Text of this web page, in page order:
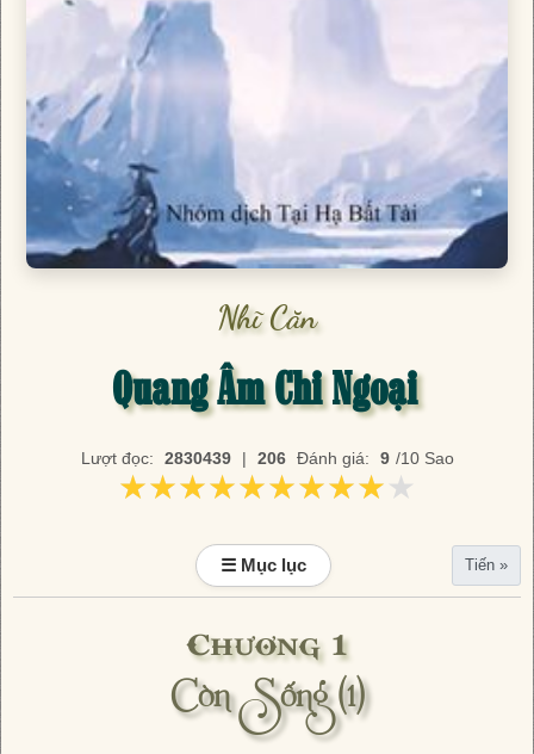
Nhĩ Căn
Quang Âm Chi Ngoại
Lượt đọc: 2830439 | 206 Đánh giá: 9 /10 Sao
★★★★★★★★★★
★★★★★★★★★★
☰ Mục lục Tiến »
Chương 1
Còn Sống (1)